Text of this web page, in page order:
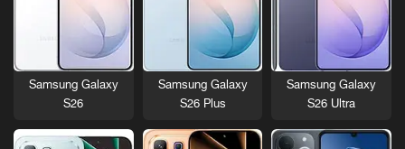
Samsung Galaxy
S26 Ultra
Samsung Galaxy
S26 Plus
Samsung Galaxy
S26